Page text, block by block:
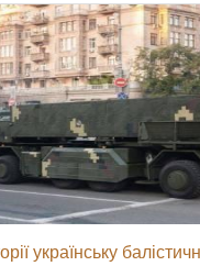
українську